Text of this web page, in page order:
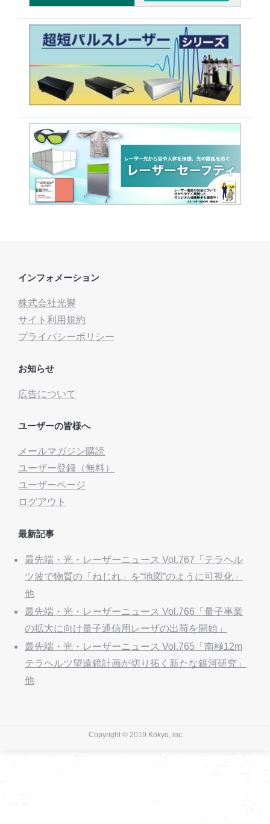
インフォメーション
株式会社光響
サイト利用規約
プライバシーポリシー
お知らせ
広告について
ユーザーの皆様へ
メールマガジン購読
ユーザー登録（無料）
ユーザーページ
ログアウト
最新記事
最先端・光・レーザーニュース Vol.767「テラヘル
ツ波で物質の「ねじれ」を“地図”のように可視化」
他
最先端・光・レーザーニュース Vol.766「量子事業
の拡大に向け量子通信用レーザの出荷を開始」
最先端・光・レーザーニュース Vol.765「南極12m
テラヘルツ望遠鏡計画が切り拓く新たな銀河研究」
他
Copyright © 2019 Kokyo, inc